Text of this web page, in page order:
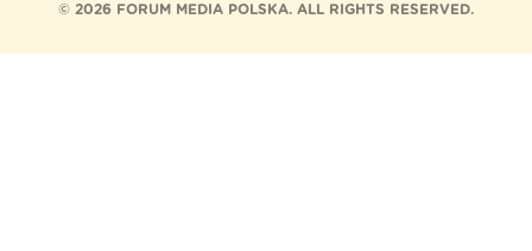
© 2026 FORUM MEDIA POLSKA. ALL RIGHTS RESERVED.